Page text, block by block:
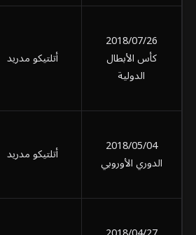
2018/07/26
كأس الأبطال
الدولية
أتلتيكو مدريد
2018/05/04
الدوري الأوروبي
أتلتيكو مدريد